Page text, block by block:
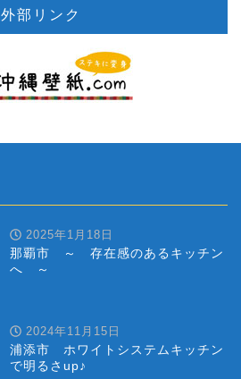
外部リンク
2025年1月18日
那覇市 ～ 存在感のあるキッチン
へ ～
2024年11月15日
浦添市 ホワイトシステムキッチン
で明るさup♪